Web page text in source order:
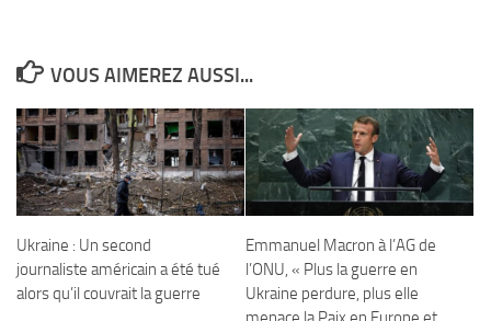
VOUS AIMEREZ AUSSI...
Ukraine : Un second
journaliste américain a été tué
alors qu’il couvrait la guerre
Emmanuel Macron à l’AG de
l’ONU, « Plus la guerre en
Ukraine perdure, plus elle